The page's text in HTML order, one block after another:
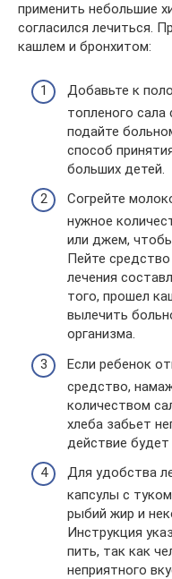
применить небольшие
согласился лечиться.
кашлем и бронхитом:
Добавьте к
топленого
подайте
способ
больших детей.
Согрейте
нужное
или джем,
Пейте
лечения
того, прошел
вылечить
организма.
Если ребенок
средство,
количеством
хлеба забьет
действие будет
Для удобства
капсулы с
рыбий жир и
Инструкция
пить, так как
неприятного